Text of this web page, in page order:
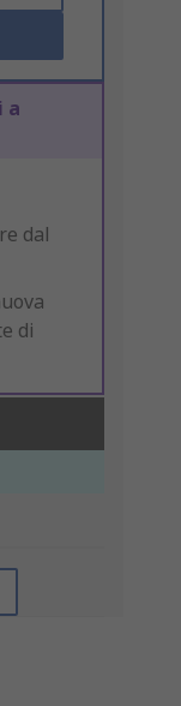
a
dal
di